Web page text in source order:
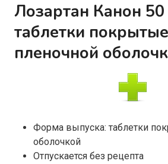
Лозартан Канон
таблетки покрытые
пленочной
Форма выпуска: таблетки
оболочкой
Отпускается без рецепта